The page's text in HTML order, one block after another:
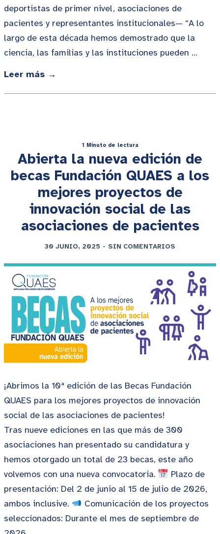
deportistas de primer nivel, asociaciones de
pacientes y representantes institucionales— “A lo
largo de esta década hemos demostrado que la
ciencia, las familias y las instituciones pueden …
Leer más →
1 Minuto de lectura
Abierta la nueva edición de
becas Fundación QUAES a los
mejores proyectos de
innovación social de las
asociaciones de pacientes
30 JUNIO, 2025 - SIN COMENTARIOS
¡Abrimos la 10ª edición de las Becas Fundación
QUAES para los mejores proyectos de innovación
social de las asociaciones de pacientes!
Tras nueve ediciones en las que más de 300
asociaciones han presentado su candidatura y
hemos otorgado un total de 23 becas, este año
volvemos con una nueva convocatoria.
Plazo de
presentación: Del 2 de junio al 15 de julio de 2026,
ambos inclusive.
Comunicación de los proyectos
seleccionados: Durante el mes de septiembre de